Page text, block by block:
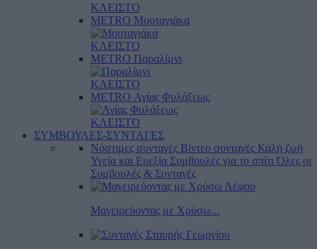
ΚΛΕΙΣΤΟ
METRO Μουταγιάκα
ΚΛΕΙΣΤΟ
METRO Παραλίμνι
ΚΛΕΙΣΤΟ
METRO Αγίας Φυλάξεως
ΚΛΕΙΣΤΟ
ΣΥΜΒΟΥΛΕΣ-ΣΥΝΤΑΓΕΣ
Νόστιμες συνταγές Βίντεο συνταγές Καλή ζωή
Υγεία και Ευεξία Συμβουλές για το σπίτι Όλες οι
Συμβουλές & Συνταγές
Μαγειρεύοντας με Χρύσω...